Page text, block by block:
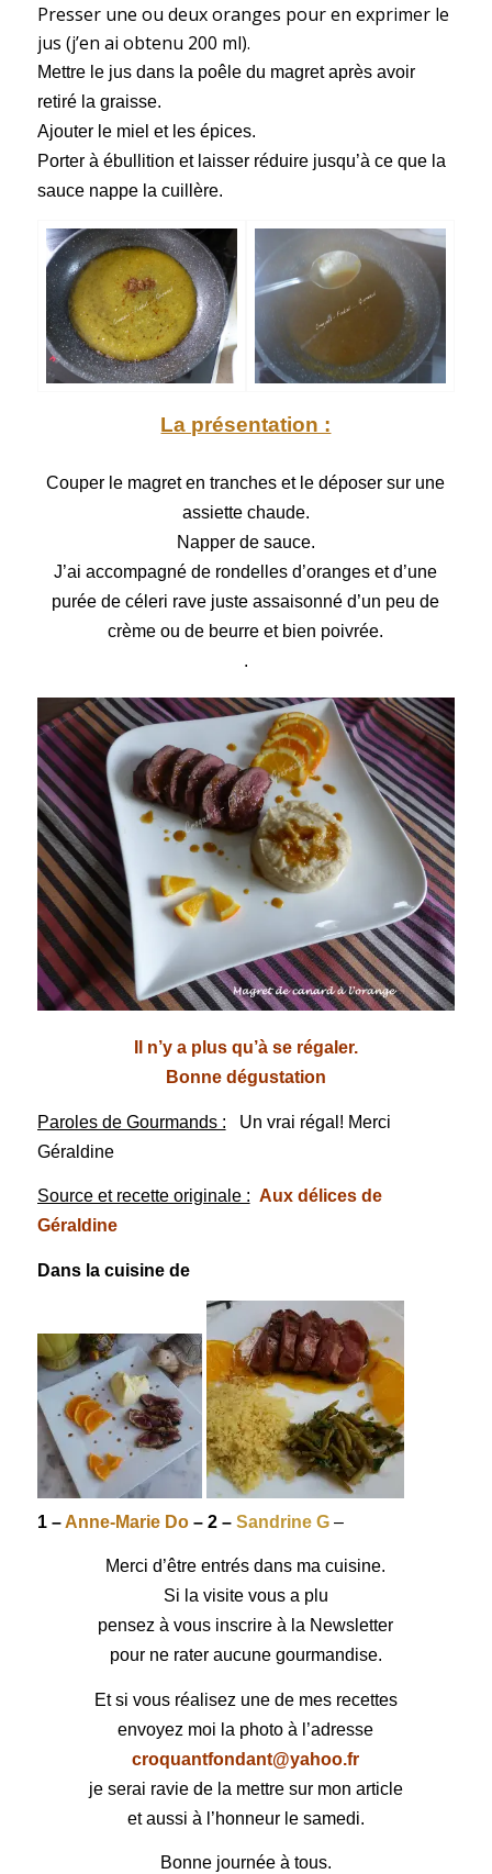
Presser une ou deux oranges pour en exprimer le
jus (j’en ai obtenu 200 ml).
Mettre le jus dans la poêle du magret après avoir
retiré la graisse.
Ajouter le miel et les épices.
Porter à ébullition et laisser réduire jusqu’à ce que la
sauce nappe la cuillère.
La présentation :
Couper le magret en tranches et le déposer sur une
assiette chaude.
Napper de sauce.
J’ai accompagné de rondelles d’oranges et d’une
purée de céleri rave juste assaisonné d’un peu de
crème ou de beurre et bien poivrée.
.
Il n’y a plus qu’à se régaler.
Bonne dégustation
Paroles de Gourmands : Un vrai régal! Merci
Géraldine
Source et recette originale : Aux délices de
Géraldine
Dans la cuisine de
1 – Anne-Marie Do – 2 – Sandrine G–
Merci d’être entrés dans ma cuisine.
Si la visite vous a plu
pensez à vous inscrire à la Newsletter
pour ne rater aucune gourmandise.
Et si vous réalisez une de mes recettes
envoyez moi la photo à l’adresse
croquantfondant@yahoo.fr
je serai ravie de la mettre sur mon article
et aussi à l’honneur le samedi.
Bonne journée à tous.